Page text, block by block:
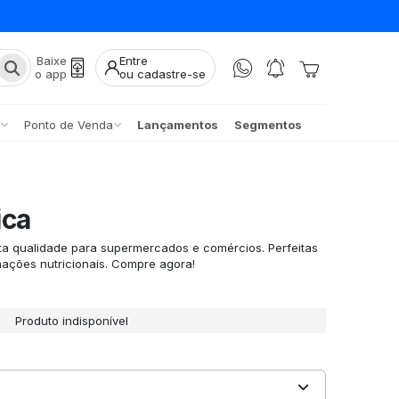
Baixe
o app
Entre
ou cadastre-se
Ponto de Venda Lançamentos Segmentos
qualidade para supermercados e comércios. Perfeitas
nutricionais. Compre agora!
Produto indisponível